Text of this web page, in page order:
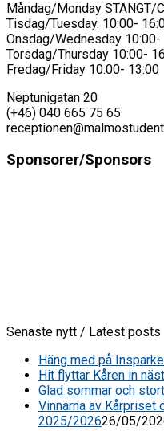
Måndag/Monday STÄNGT/
Tisdag/Tuesday. 10:00-
Onsdag/Wednesday 10:00-
Torsdag/Thursday 10:00-
Fredag/Friday 10:00- 13:00
Neptunigatan 20
(+46) 040 665 75 65
Sponsorer/Sponsors
Senaste nytt / Latest posts
Häng med på
Hit flyttar Kåren in
Glad sommar och
Vinnarna av Kårpriset
2025/202626/05/